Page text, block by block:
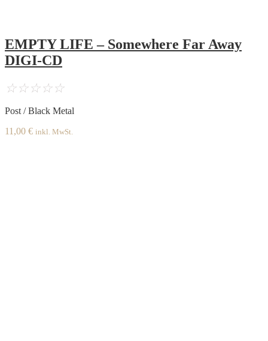
EMPTY LIFE – Somewhere Far Away
DIGI-CD
☆☆☆☆☆
Post / Black Metal
11,00 € inkl. MwSt.